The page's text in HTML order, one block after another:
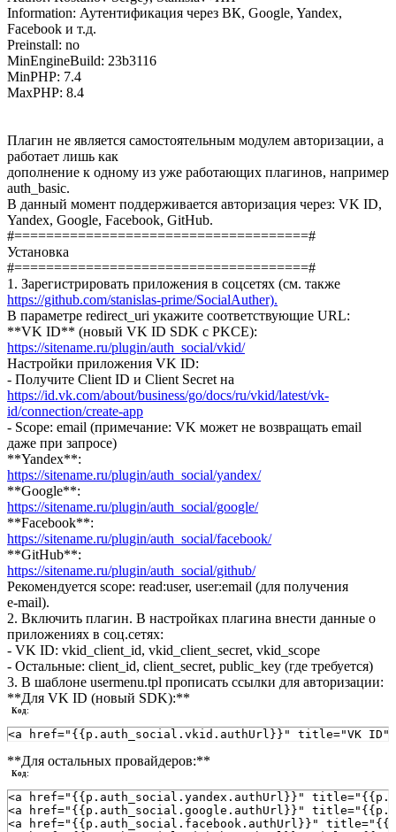
Information: Аутентификация через ВК, Google, Yandex,
Facebook и т.д.
Preinstall: no
MinEngineBuild: 23b3116
MinPHP: 7.4
MaxPHP: 8.4
Плагин не является самостоятельным модулем авторизации, а
работает лишь как
дополнение к одному из уже работающих плагинов, например
auth_basic.
В данный момент поддерживается авторизация через: VK ID,
Yandex, Google, Facebook, GitHub.
#=====================================#
Установка
#=====================================#
1. Зарегистрировать приложения в соцсетях (см. также
https://github.com/stanislas-prime/SocialAuther).
В параметре redirect_uri укажите соответствующие URL:
**VK ID** (новый VK ID SDK с PKCE):
https://sitename.ru/plugin/auth_social/vkid/
Настройки приложения VK ID:
- Получите Client ID и Client Secret на
https://id.vk.com/about/business/go/docs/ru/vkid/latest/vk-
id/connection/create-app
- Scope: email (примечание: VK может не возвращать email
даже при запросе)
**Yandex**:
https://sitename.ru/plugin/auth_social/yandex/
**Google**:
https://sitename.ru/plugin/auth_social/google/
**Facebook**:
https://sitename.ru/plugin/auth_social/facebook/
**GitHub**:
https://sitename.ru/plugin/auth_social/github/
Рекомендуется scope: read:user, user:email (для получения
e‑mail).
2. Включить плагин. В настройках плагина внести данные о
приложениях в соц.сетях:
- VK ID: vkid_client_id, vkid_client_secret, vkid_scope
- Остальные: client_id, client_secret, public_key (где требуется)
3. В шаблоне usermenu.tpl прописать ссылки для авторизации:
**Для VK ID (новый SDK):**
Код:
<a href="{{p.auth_social.vkid.authUrl}}" title="VK
**Для остальных провайдеров:**
Код:
<a href="{{p.auth_social.yandex.authUrl}}"
<a href="{{p.auth_social.google.authUrl}}"
<a href="{{p.auth_social.facebook.authUrl}}"